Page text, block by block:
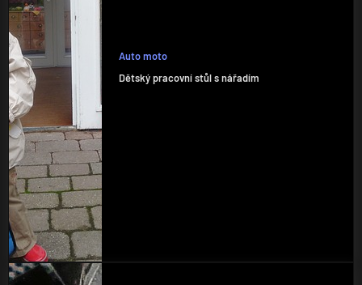
Auto moto
Dětský pracovní stůl s nářadím